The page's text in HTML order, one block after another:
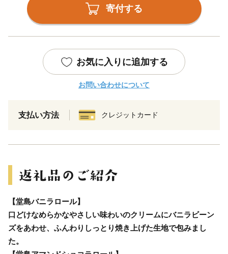
寄付する
お気に入りに追加する
お問い合わせについて
支払い方法 クレジットカード
【堂島バニラロール】
口どけなめらかなやさしい味わいのクリームにバニラビーン
ズをあわせ、ふんわりしっとり焼き上げた生地で包みまし
た。